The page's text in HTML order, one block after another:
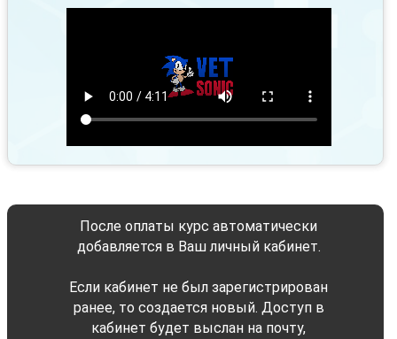
После оплаты курс автоматически
добавляется в Ваш личный кабинет.
Если кабинет не был зарегистрирован
ранее, то создается новый. Доступ в
кабинет будет выслан на почту,